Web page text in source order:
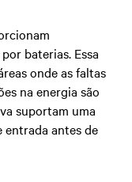
baterias. Essa
onde as faltas
na energia são
suportam uma
entrada antes de